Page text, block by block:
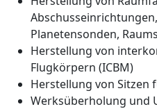
Planetensonden,
Herstellung von
Flugkörpern (ICBM)
Herstellung von Sitzen
Werksüberholung und